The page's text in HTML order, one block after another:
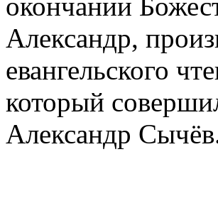
окончании
Александр,
евангельского
который
Александр